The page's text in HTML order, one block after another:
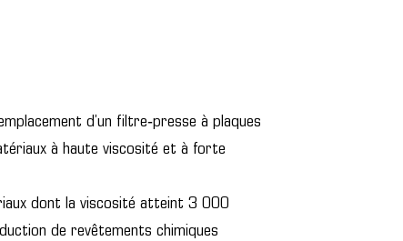
d’un filtre‑presse à plaques
à haute viscosité et à forte
dont la viscosité atteint 3 000
de revêtements chimiques